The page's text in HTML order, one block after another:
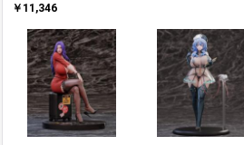
￥11,346